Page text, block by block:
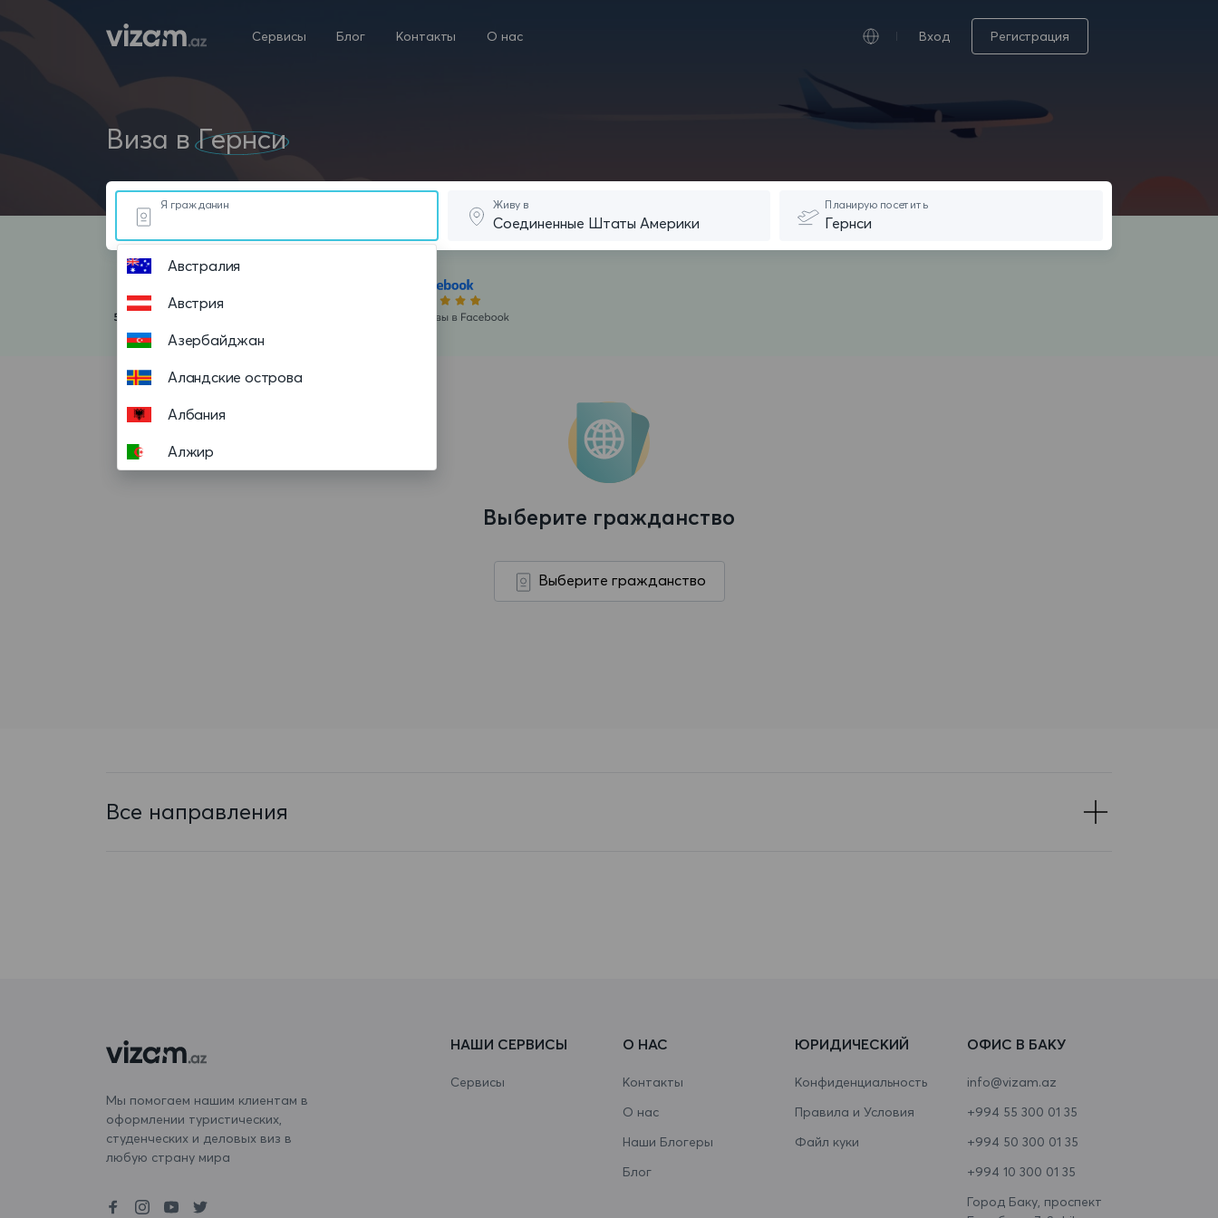
Сервисы Блог Контакты О нас Вход Регистрация
Виза вГернси
Австралия
Австрия
Азербайджан
Аландские острова
Албания
Алжир
Бангладеш
Бенин
Болгария
Боливия
Я гражданин Живу в Планирую посетить
Выберите гражданство
Выберите гражданство
Все направления
Мы помогаем нашим клиентам в
оформлении туристических,
студенческих и деловых виз в
любую страну мира
НАШИ СЕРВИСЫ
Сервисы
О НАС
Контакты
О нас
Наши Блогеры
Блог
ЮРИДИЧЕСКИЙ
Конфиденциальность
Правила и Условия
Файл куки
ОФИС В БАКУ
info@vizam.az
+994 55 300 01 35
+994 50 300 01 35
+994 10 300 01 35
Город Баку, проспект